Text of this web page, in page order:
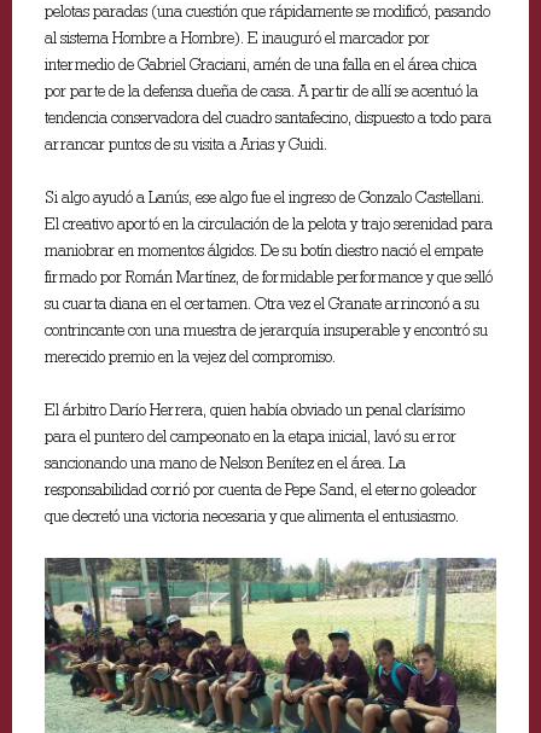
pelotas paradas (una cuestión que rápidamente se modificó, pasando
al sistema Hombre a Hombre). E inauguró el marcador por
intermedio de Gabriel Graciani, amén de una falla en el área chica
por parte de la defensa dueña de casa. A partir de allí se acentuó la
tendencia conservadora del cuadro santafecino, dispuesto a todo para
arrancar puntos de su visita a Arias y Guidi.
Si algo ayudó a Lanús, ese algo fue el ingreso de Gonzalo Castellani.
El creativo aportó en la circulación de la pelota y trajo serenidad para
maniobrar en momentos álgidos. De su botín diestro nació el empate
firmado por Román Martínez, de formidable performance y que selló
su cuarta diana en el certamen. Otra vez el Granate arrinconó a su
contrincante con una muestra de jerarquía insuperable y encontró su
merecido premio en la vejez del compromiso.
El árbitro Darío Herrera, quien había obviado un penal clarísimo
para el puntero del campeonato en la etapa inicial, lavó su error
sancionando una mano de Nelson Benítez en el área. La
responsabilidad corrió por cuenta de Pepe Sand, el eterno goleador
que decretó una victoria necesaria y que alimenta el entusiasmo.